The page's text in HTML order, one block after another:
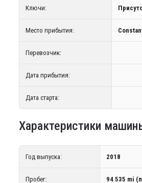
Ключи:
Место прибытия:
Перевозчик:
Дата прибытия:
Дата старта:
Характеристики
Год выпуска: 2018
Пробег: 94 535 mi